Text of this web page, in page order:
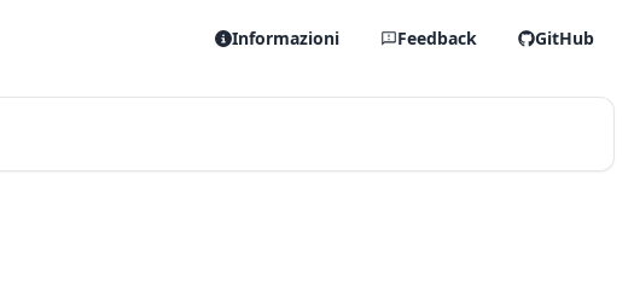
Informazioni Feedback GitHub